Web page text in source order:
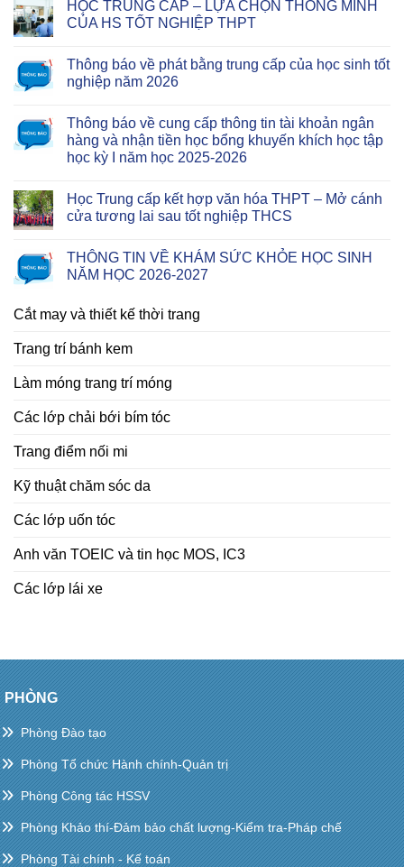
HỌC TRUNG CẤP – LỰA CHỌN THÔNG MINH
CỦA HS TỐT NGHIỆP THPT
Thông báo về phát bằng trung cấp của học sinh tốt
nghiệp năm 2026
Thông báo về cung cấp thông tin tài khoản ngân
hàng và nhận tiền học bổng khuyến khích học tập
học kỳ I năm học 2025-2026
Học Trung cấp kết hợp văn hóa THPT – Mở cánh
cửa tương lai sau tốt nghiệp THCS
THÔNG TIN VỀ KHÁM SỨC KHỎE HỌC SINH
NĂM HỌC 2026-2027
Cắt may và thiết kế thời trang
Trang trí bánh kem
Làm móng trang trí móng
Các lớp chải bới bím tóc
Trang điểm nối mi
Kỹ thuật chăm sóc da
Các lớp uốn tóc
Anh văn TOEIC và tin học MOS, IC3
Các lớp lái xe
PHÒNG
Phòng Đào tạo
Phòng Tổ chức Hành chính-Quản trị
Phòng Công tác HSSV
Phòng Khảo thí-Đảm bảo chất lượng-Kiểm tra-Pháp chế
Phòng Tài chính - Kế toán